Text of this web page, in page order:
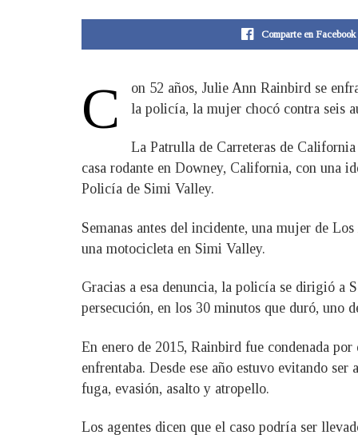
Comparte en Facebook
C
on 52 años, Julie Ann Rainbird se
la policía, la mujer chocó contra seis
La Patrulla de Carreteras de
casa rodante en Downey, California, con una
Policía de Simi Valley.
Semanas antes del incidente, una mujer de
una motocicleta en Simi Valley.
Gracias a esa denuncia, la policía se dirigió a
persecución, en los 30 minutos que duró, uno
En enero de 2015, Rainbird fue condenada
enfrentaba. Desde ese año estuvo evitando
fuga, evasión, asalto y atropello.
Los agentes dicen que el caso podría ser